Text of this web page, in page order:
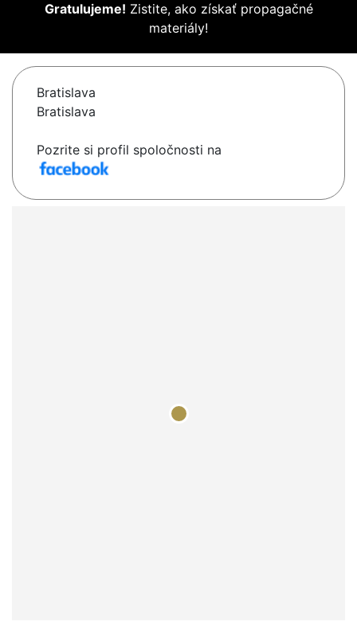
Gratulujeme! Zistite, ako získať propagačné
materiály!
Bratislava
Bratislava
Pozrite si profil spoločnosti na